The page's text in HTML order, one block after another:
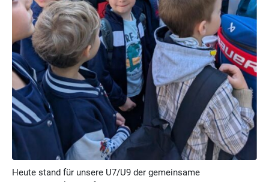
Heute stand für unsere U7/U9 der gemeinsame